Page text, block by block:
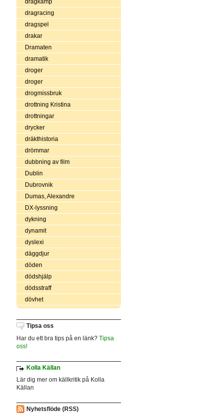
dragkamp
dragracing
dragspel
drakar
Dramaten
dramatik
droger
droger
drogmissbruk
drottning Kristina
drottningar
drycker
dräkthistoria
drömmar
dubbning av film
Dublin
Dubrovnik
Dumas, Alexandre
DX-lyssning
dykning
dynamit
dyslexi
däggdjur
döden
dödshjälp
dödsstraff
dövhet
Tipsa oss
Har du ett bra tips på en länk? Tipsa
oss!
Kolla Källan
Lär dig mer om källkritik på Kolla
Källan
Nyhetsflöde (RSS)